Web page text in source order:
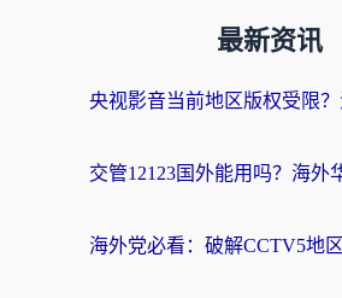
最新资讯